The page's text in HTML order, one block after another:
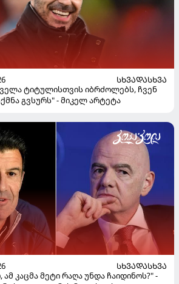
ᲡᲮᲕᲐᲓᲐᲡᲮᲕᲐ
ტიტულისთვის იბრძოლებს, ჩვენ
გვსურს" - მიკელ არტეტა
ᲡᲮᲕᲐᲓᲐᲡᲮᲕᲐ
ამ კაცმა მეტი რაღა უნდა ჩაიდინოს?" -